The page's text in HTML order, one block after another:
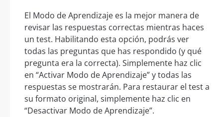
El Modo de Aprendizaje es la mejor manera de
revisar las respuestas correctas mientras haces
un test. Habilitando esta opción, podrás ver
todas las preguntas que has respondido (y qué
pregunta era la correcta). Simplemente haz clic
en “Activar Modo de Aprendizaje” y todas las
respuestas se mostrarán. Para restaurar el test a
su formato original, simplemente haz clic en
“Desactivar Modo de Aprendizaje”.